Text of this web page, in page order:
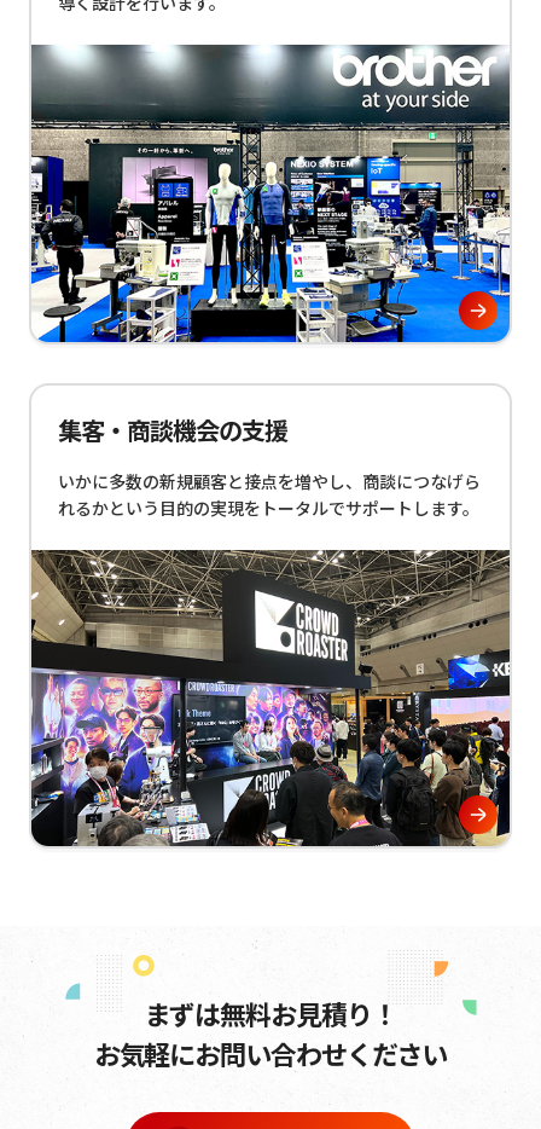
集客・商談機会の支援
いかに多数の新規顧客と接点を増やし、商談につなげら
れるかという目的の実現をトータルでサポートします。
まずは無料お見積り！
お気軽にお問い合わせください